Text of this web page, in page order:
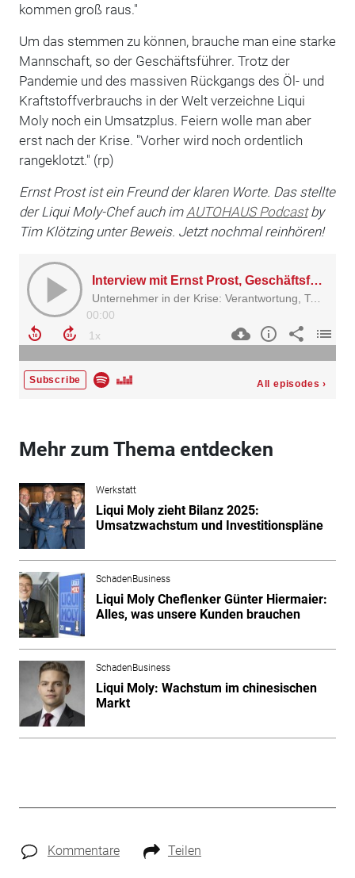
kommen groß raus."
Um das stemmen zu können, brauche man eine starke
Mannschaft, so der Geschäftsführer. Trotz der
Pandemie und des massiven Rückgangs des Öl- und
Kraftstoffverbrauchs in der Welt verzeichne Liqui
Moly noch ein Umsatzplus. Feiern wolle man aber
erst nach der Krise. "Vorher wird noch ordentlich
rangeklotzt." (rp)
Ernst Prost ist ein Freund der klaren Worte. Das stellte
der Liqui Moly-Chef auch im AUTOHAUS Podcastby
Tim Klötzing unter Beweis. Jetzt nochmal reinhören!
Mehr zum Thema entdecken
Werkstatt
Liqui Moly zieht Bilanz 2025:
Umsatzwachstum und Investitionspläne
SchadenBusiness
Liqui Moly Cheflenker Günter Hiermaier:
Alles, was unsere Kunden brauchen
SchadenBusiness
Liqui Moly: Wachstum im chinesischen
Markt
Kommentare Teilen